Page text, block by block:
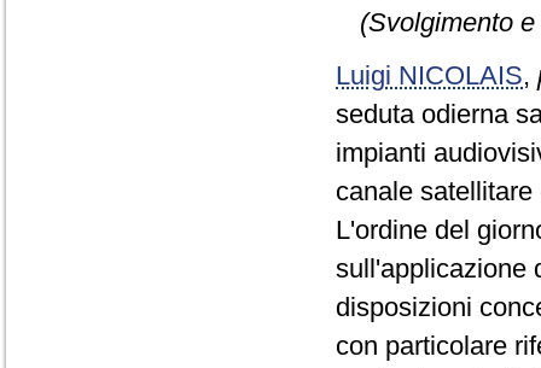
(Svolgimento
Luigi NICOLAIS,
seduta odierna
impianti
canale
L'ordine del
sull'applicazione
disposizioni
con particolare